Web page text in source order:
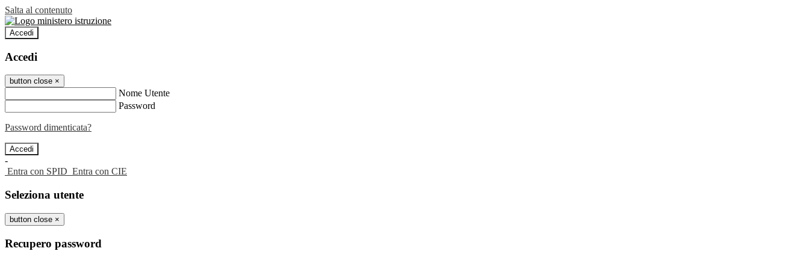
Salta al contenuto
Accedi
Accedi
button close ×
Nome Utente
Password
Password dimenticata?
-
Entra con SPID Entra con CIE
Seleziona utente
button close ×
Recupero password